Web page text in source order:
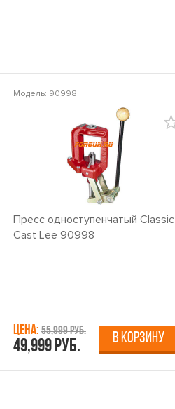
Модель: 90998
Пресс одноступенчатый Classic
Cast Lee 90998
Цена: 55,999 руб.
49,999 руб. В КОРЗИНУ